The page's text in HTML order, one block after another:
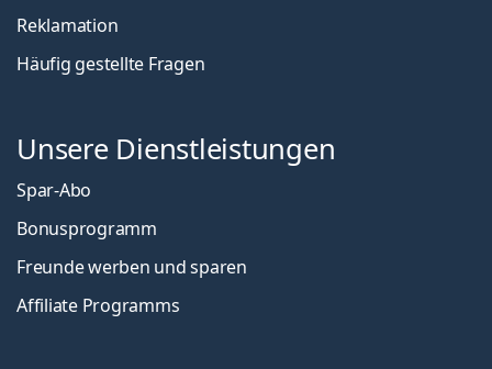
Reklamation
Häufig gestellte Fragen
Unsere Dienstleistungen
Spar-Abo
Bonusprogramm
Freunde werben und sparen
Affiliate Programms